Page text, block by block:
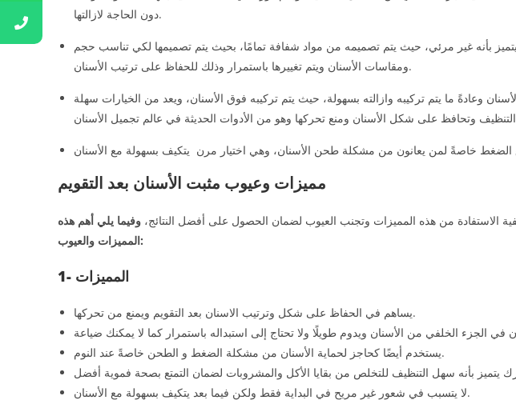
دون الحاجة لازالتها.
بأنه غير مرئي، حيث يتم تصميمه من مواد شفافة تمامًا، بحيث يتم تصميمها لكي تناسب حجم
ومقاسات الأسنان ويتم تغييرها باستمرار وذلك للحفاظ على ترتيب الأسنان.
وعادةً ما يتم تركيبه وازالته بسهولة، حيث يتم تركيبه فوق الأسنان، ويعد من الخيارات سهلة
الاستفادة من هذه المميزات وتجنب العيوب لضمان الحصول على أفضل النتائج، وفيما يلي أهم هذه
المميزات والعيوب:
يساهم في الحفاظ على شكل وترتيب الاسنان بعد التقويم ويمنع من تحركها.
يستخدم أيضًا كحاجز لحماية الأسنان من مشكلة الضغط و الطحن خاصةً عند النوم.
لا يتسبب في شعور غير مريح في البداية فقط ولكن فيما بعد يتكيف بسهولة مع الأسنان.